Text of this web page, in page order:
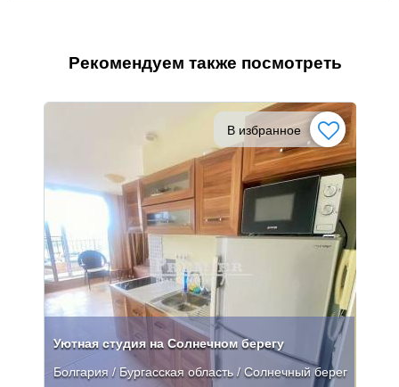
Рекомендуем также посмотреть
В избранное
Уютная студия на Солнечном берегу
Болгария / Бургасская область / Солнечный берег